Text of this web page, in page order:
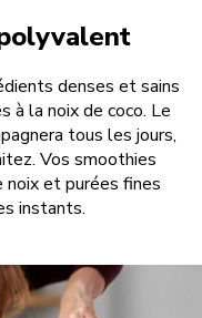
denses et sains
à la noix de coco. Le
tous les jours,
Vos smoothies
noix et purées fines
instants.